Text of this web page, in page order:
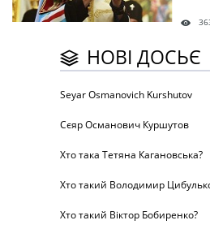
НОВІ ДОСЬЄ
Seyar Osmanovich Kurshutov
Сєяр Османович Куршутов
Хто така Тетяна Кагановська?
Хто такий Володимир
Хто такий Віктор Бобиренко?